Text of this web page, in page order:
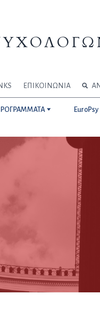
ΕΠΙΚΟΙΝΩΝΙΑ
EuroPsy